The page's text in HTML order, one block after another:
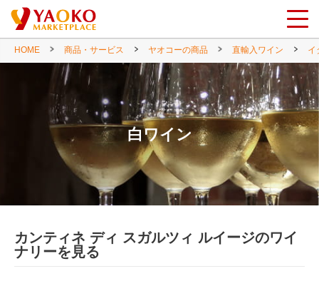
HOME 商品・サービス ヤオコーの商品 直輸入ワイン イ
白ワイン
カンティネ ディ スガルツィ ルイージのワイ
ナリーを見る